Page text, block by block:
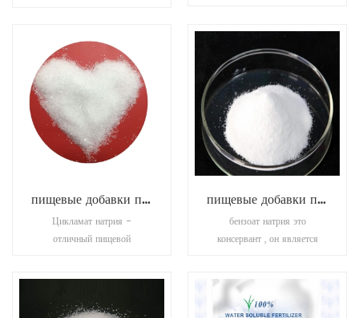
1-альфа-аспартил-1-
фенилаланин-1-метиловый
эфир. это белая, без запаха,
кристаллическая сила
гранулированного)
подсластителя, обладающего
сладким вкусом.
подсластитель с химической
структурой, подобный
сахарину. он существует в
белом кристалле или
кристаллическом порошке,
точка плавления & gt; 250 °
c (лит.).
пищевые добавки подсластители натрия цикламат
Цикламат натрия -
отличный пищевой
человека и без сахара и
пищевые добавки подсластители бензоат натрия
бензоат натрия это
консервант , он является
кислотных условиях.
этонаиболее широко